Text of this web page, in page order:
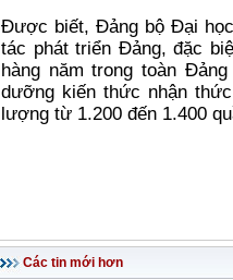
Được biết, Đảng bộ Đại
tác phát triển Đảng, đặc
hàng năm trong toàn
dưỡng kiến thức nhận
lượng từ 1.200 đến 1.400
Các tin mới hơn